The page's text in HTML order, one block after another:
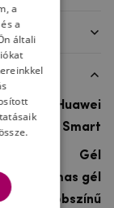
Huawei
Huawei P Smart
Gél
rugalmas gél
többszínű
a
a
általi